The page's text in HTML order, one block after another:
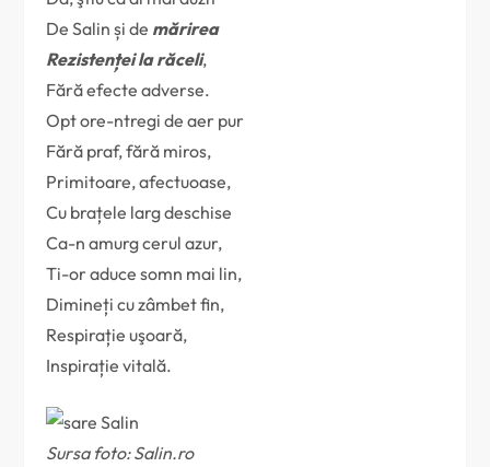
De Salin și de mărirea
Rezistenței la răceli,
Fără efecte adverse.
Opt ore-ntregi de aer pur
Fără praf, fără miros,
Primitoare, afectuoase,
Cu brațele larg deschise
Ca-n amurg cerul azur,
Ti-or aduce somn mai lin,
Dimineți cu zâmbet fin,
Respirație uşoară,
Inspirație vitală.
Sursa foto: Salin.ro